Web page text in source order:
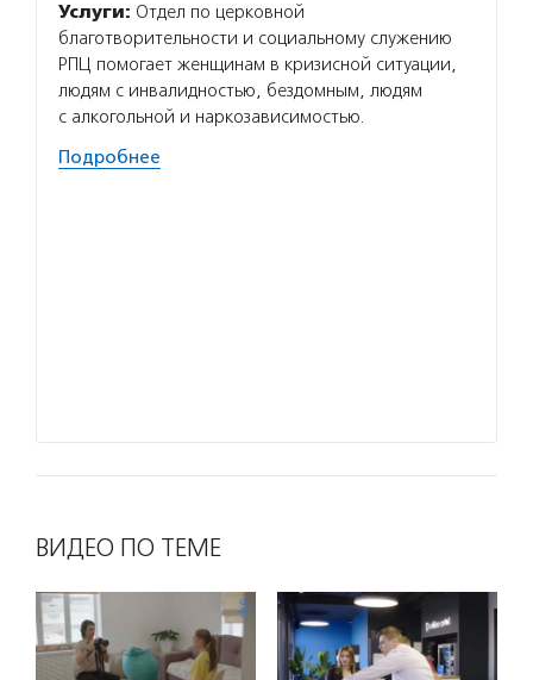
Услуги: Отдел по церковной
благотворительности и социальному служению
РПЦ помогает женщинам в кризисной ситуации,
людям с инвалидностью, бездомным, людям
с алкогольной и наркозависимостью.
Подробнее
ВИДЕО ПО ТЕМЕ